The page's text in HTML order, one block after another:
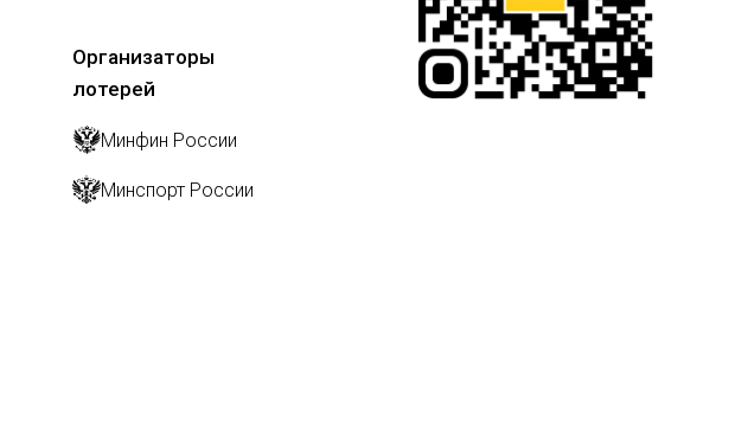
Организаторы
лотерей
Минфин России
Минспорт России